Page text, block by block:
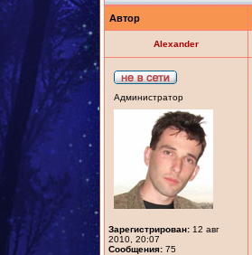
Автор
Alexander
Администратор
Зарегистрирован: 12 авг
2010, 20:07
Сообщения: 75